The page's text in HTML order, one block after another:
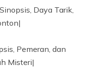
Daya Tarik,
Pemeran, dan
Misteri|